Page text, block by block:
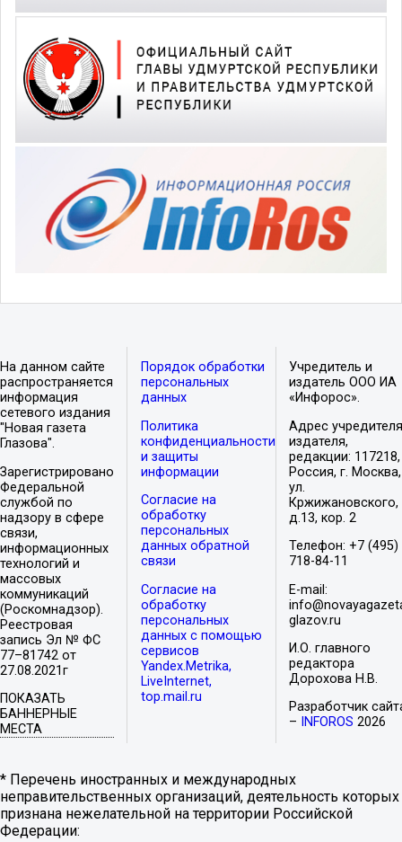
На данном сайте
распространяется
информация
сетевого издания
"Новая газета
Глазова".
Зарегистрировано
Федеральной
службой по
надзору в сфере
связи,
информационных
технологий и
массовых
коммуникаций
(Роскомнадзор).
Реестровая
запись Эл № ФС
77–81742 от
27.08.2021г
ПОКАЗАТЬ
БАННЕРНЫЕ
МЕСТА
Порядок обработки
персональных
данных
Политика
конфиденциальности
и защиты
информации
Согласие на
обработку
персональных
данных обратной
связи
Согласие на
обработку
персональных
данных с помощью
сервисов
Yandex.Metrika,
LiveInternet,
top.mail.ru
Учредитель и
издатель ООО ИА
«Инфорос».
Адрес
издателя,
редакции: 117218,
Россия, г. Москва,
ул.
Кржижановского,
д.13, кор. 2
Телефон: +7 (495)
718-84-11
E-mail:
glazov.ru
И.О. главного
редактора
Дорохова Н.В.
Разработчик
–
INFOROS 2026
* Перечень иностранных и международных
неправительственных организаций, деятельность которых
признана нежелательной на территории Российской
Федерации: